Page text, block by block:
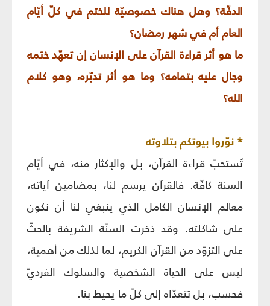
الدفّة؟ وهل هناك خصوصيّة للختم في كلّ أيّام
العام أم في شهر رمضان؟
ما هو أثر قراءة القرآن على الإنسان إن تعهّد ختمه
وجال عليه بتمامه؟ وما هو أثر تدبّره، وهو كلام
الله؟
* نوّروا بيوتكم بتلاوته
تُستحبّ قراءة القرآن، بل والإكثار منه، في أيّام
السنة كافّة. فالقرآن يرسم لنا، بمضامين آياته،
معالم الإنسان الكامل الذي ينبغي لنا أن نكون
على شاكلته. وقد ذخرت السنّة الشريفة بالحثّ
على التزوّد من القرآن الكريم، لما لذلك من أهمية،
ليس على الحياة الشخصية والسلوك الفرديّ
فحسب، بل تتعدّاه إلى كلّ ما يحيط بنا.